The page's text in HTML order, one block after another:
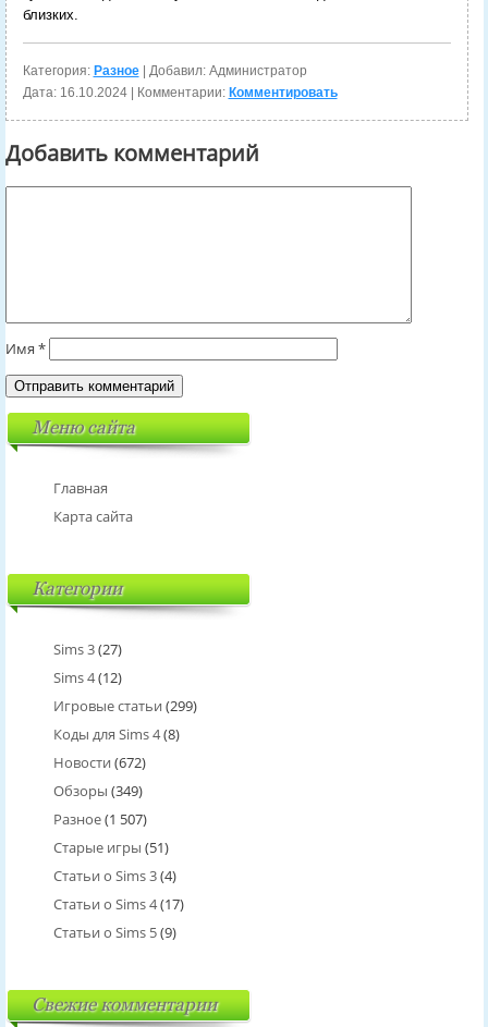
близких.
Категория: Разное| Добавил: Администратор
Дата: 16.10.2024| Комментарии: Комментировать
Добавить комментарий
Имя *
Меню сайта
Главная
Карта сайта
Категории
Sims 3(27)
Sims 4(12)
Игровые статьи (299)
Коды для Sims 4(8)
Новости (672)
Обзоры (349)
Разное(1 507)
Старые игры (51)
Статьи о Sims 3(4)
Статьи о Sims 4(17)
Статьи о Sims 5(9)
Свежие комментарии